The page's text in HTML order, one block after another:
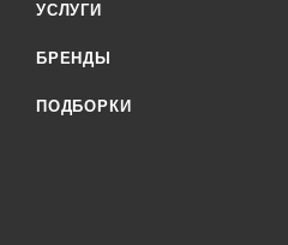
УСЛУГИ
БРЕНДЫ
ПОДБОРКИ